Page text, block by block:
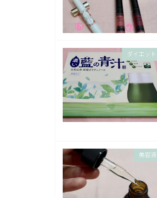
ダイエット
美容液